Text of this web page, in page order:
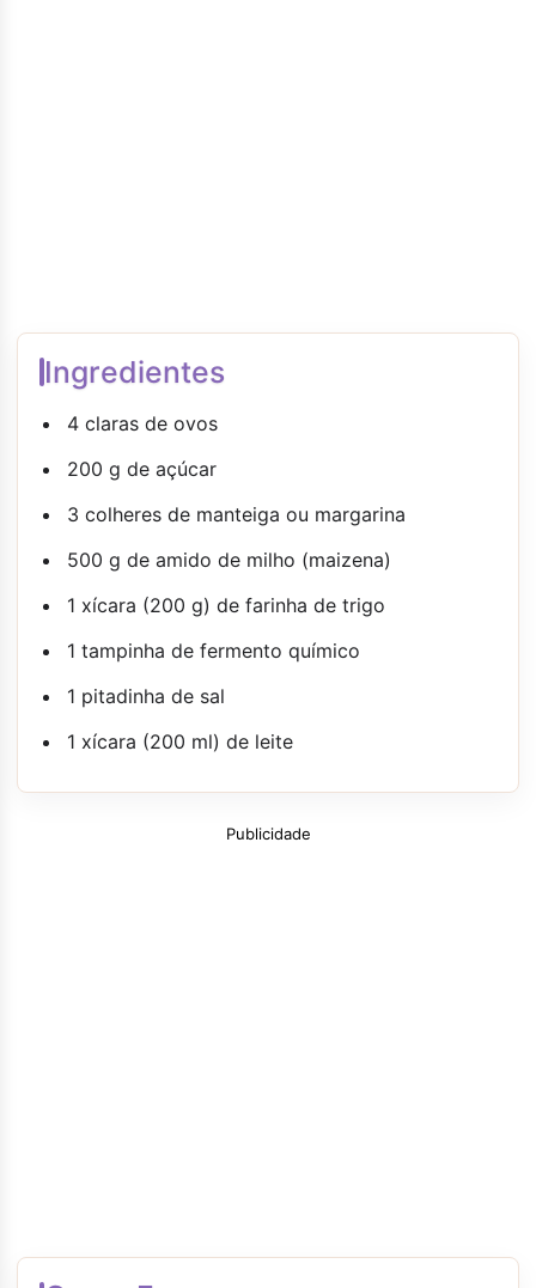
Ingredientes
4 claras de ovos
200 g de açúcar
3 colheres de manteiga ou margarina
500 g de amido de milho (maizena)
1 xícara (200 g) de farinha de trigo
1 tampinha de fermento químico
1 pitadinha de sal
1 xícara (200 ml) de leite
Publicidade